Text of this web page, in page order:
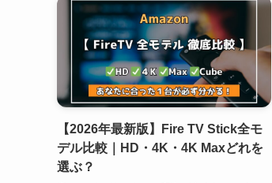
【2026年最新版】Fire TV Stick全モ
デル比較｜HD・4K・4K Maxどれを
選ぶ？